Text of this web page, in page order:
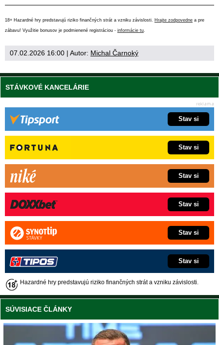
18+ Hazardné hry predstavujú riziko finančných strát a vzniku závislosti. Hrajte zodpovedne a pre
zábavu! Využitie bonusov je podmienené registráciou - informácie tu.
07.02.2026 16:00 | Autor: Michal Čarnoký
STÁVKOVÉ KANCELÁRIE
Stav si
Stav si
Stav si
Stav si
Stav si
Stav si
Hazardné hry predstavujú riziko finančných strát a vzniku závislosti.
SÚVISIACE ČLÁNKY